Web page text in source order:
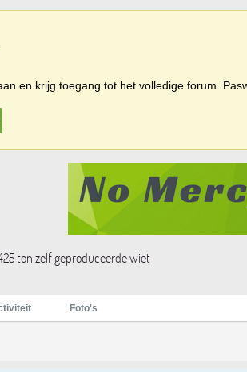
en krijg toegang tot het volledige forum.
ton zelf geproduceerde wiet
Foto's